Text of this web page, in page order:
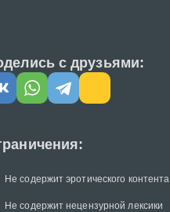
с друзьями:
Не содержит эротического контента
Не содержит нецензурной лексики